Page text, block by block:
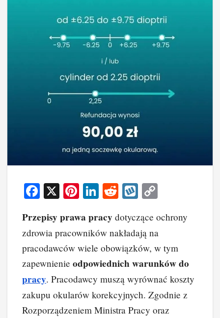
F
c
e
b
o
o
k
X
Pi
er
e
st
Li
k
e
dI
n
R
d
di
t
W
o
p
p
y
Li
n
k
Przepisy prawa pracy dotyczące ochrony
zdrowia pracowników nakładają na
pracodawców wiele obowiązków, w tym
zapewnienie odpowiednich warunków do
pracy. Pracodawcy muszą wyrównać koszty
zakupu okularów korekcyjnych. Zgodnie z
Rozporządzeniem Ministra Pracy oraz